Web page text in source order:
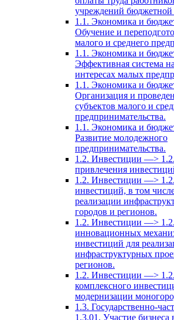
учреждений
1.1. Экономика и
Обучение и
малого и среднего
1.1. Экономика и
Эффективная система
интересах малых
1.1. Экономика и
Организация и
субъектов малого и
предпринимательства.
1.1. Экономика и
Развитие молодежного
предпринимательства.
1.2. Инвестиции —>
привлечения
1.2. Инвестиции —>
инвестиций, в том
реализации
городов и регионов.
1.2. Инвестиции —>
инновационных
инвестиций для
инфраструктурных
регионов.
1.2. Инвестиции —>
комплексного
модернизации
1.3. Государственно-
1.3.01. Участие бизнеса